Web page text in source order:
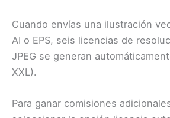
Cuando envías una ilustración
AI o EPS, seis licencias de
JPEG se generan
XXL).
Para ganar comisiones